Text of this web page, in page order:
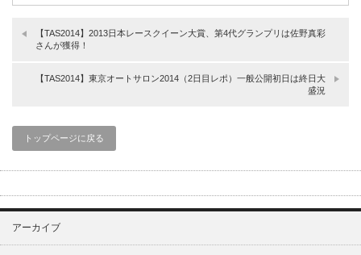
【TAS2014】2013日本レースクイーン大賞、第4代グランプリは佐野真彩
さんが獲得！
【TAS2014】東京オートサロン2014（2日目レポ）一般公開初日は終日大
盛況
トップページに戻る
アーカイブ